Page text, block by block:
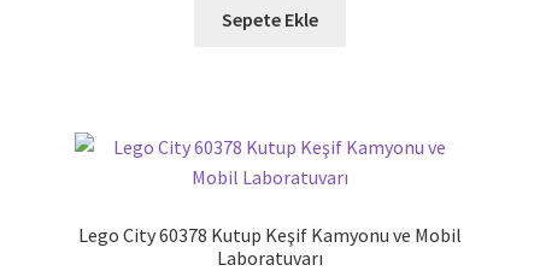
Sepete Ekle
Lego City 60378 Kutup Keşif Kamyonu ve Mobil
Laboratuvarı